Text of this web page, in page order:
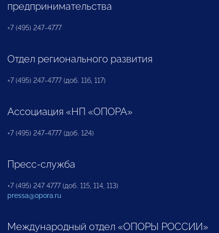
предпринимательства
+7 (495) 247-4777
Отдел регионального развития
+7 (495) 247-4777 (доб. 116, 117)
Ассоциация «НП «ОПОРА»
+7 (495) 247-4777 (доб. 124)
Пресс-служба
+7 (495) 247 4777 (доб. 115, 114, 113)
pressa@opora.ru
Международный отдел «ОПОРЫ РОССИИ»